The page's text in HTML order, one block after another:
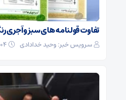
تفاوت قولنامه های سبز و آجری
سرویس خبر: وحید خدادادی